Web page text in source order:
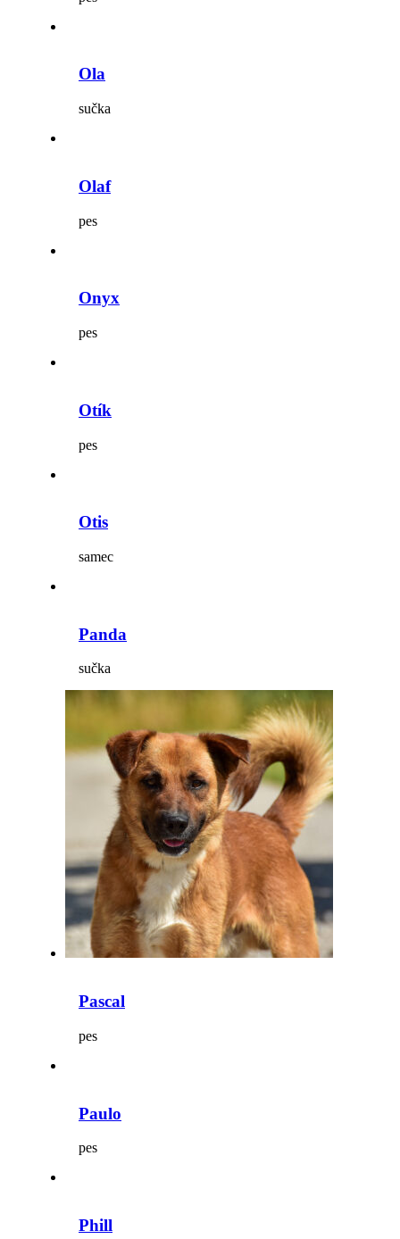
Ola
sučka
Olaf
pes
Onyx
pes
Otík
pes
Otis
samec
Panda
sučka
Pascal
pes
Paulo
pes
Phill